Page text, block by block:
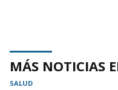
MÁS NOTICIAS
SALUD